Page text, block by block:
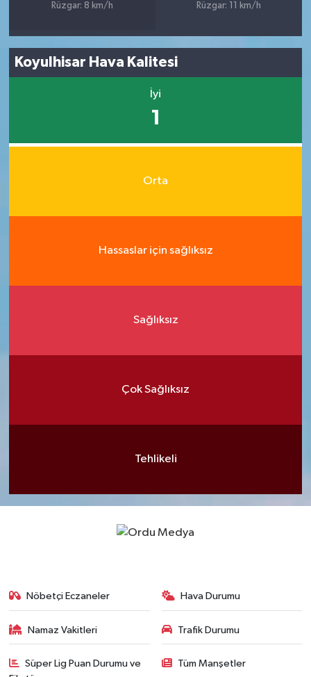
Rüzgar: 8 km/h
Rüzgar: 11 km/h
Koyulhisar Hava Kalitesi
İyi
1
Orta
Hassaslar için sağlıksız
Sağlıksız
Çok Sağlıksız
Tehlikeli
Nöbetçi Eczaneler Hava Durumu
Namaz Vakitleri Trafik Durumu
Süper Lig Puan Durumu ve
Tüm Manşetler